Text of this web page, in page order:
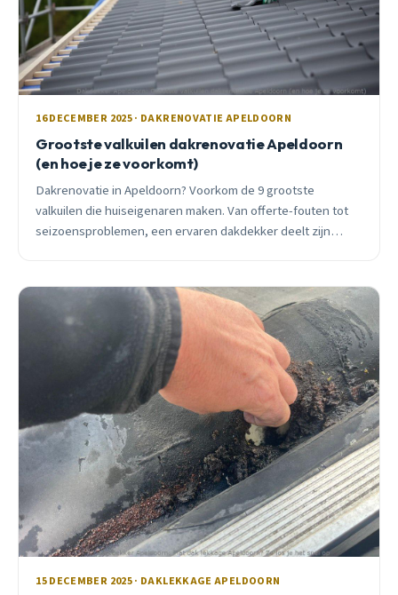
16 DECEMBER 2025 · DAKRENOVATIE APELDOORN
Grootste valkuilen dakrenovatie Apeldoorn
(en hoe je ze voorkomt)
Dakrenovatie in Apeldoorn? Voorkom de 9 grootste
valkuilen die huiseigenaren maken. Van offerte-fouten tot
seizoensproblemen, een ervaren dakdekker deelt zijn
15 DECEMBER 2025 · DAKLEKKAGE APELDOORN